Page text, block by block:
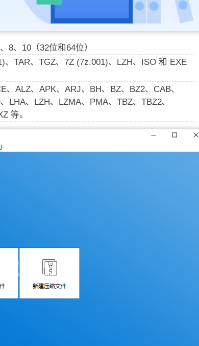
8、10（32位和64位）
TAR、TGZ、7Z (7z.001)、LZH、ISO 和 EXE
ALZ、APK、ARJ、BH、BZ、BZ2、CAB、
LHA、LZH、LZMA、PMA、TBZ、TBZ2、
等。